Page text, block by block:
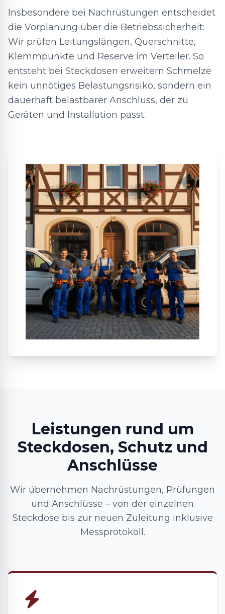
Insbesondere bei Nachrüstungen entscheidet
die Vorplanung über die Betriebssicherheit:
Wir prüfen Leitungslängen, Querschnitte,
Klemmpunkte und Reserve im Verteiler. So
entsteht bei Steckdosen erweitern Schmelze
kein unnötiges Belastungsrisiko, sondern ein
dauerhaft belastbarer Anschluss, der zu
Geräten und Installation passt.
Leistungen rund um
Steckdosen, Schutz und
Anschlüsse
Wir übernehmen Nachrüstungen, Prüfungen
und Anschlüsse – von der einzelnen
Steckdose bis zur neuen Zuleitung inklusive
Messprotokoll.